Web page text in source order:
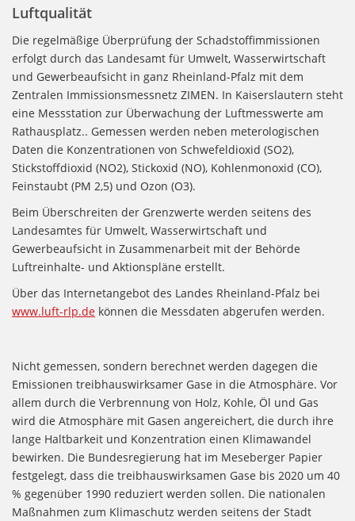
Luftqualität
Die regelmäßige Überprüfung der Schadstoffimmissionen
erfolgt durch das Landesamt für Umwelt, Wasserwirtschaft
und Gewerbeaufsicht in ganz Rheinland-Pfalz mit dem
Zentralen Immissionsmessnetz ZIMEN. In Kaiserslautern steht
eine Messstation zur Überwachung der Luftmesswerte am
Rathausplatz.. Gemessen werden neben meterologischen
Daten die Konzentrationen von Schwefeldioxid (SO2),
Stickstoffdioxid (NO2), Stickoxid (NO), Kohlenmonoxid (CO),
Feinstaubt (PM 2,5) und Ozon (O3).
Beim Überschreiten der Grenzwerte werden seitens des
Landesamtes für Umwelt, Wasserwirtschaft und
Gewerbeaufsicht in Zusammenarbeit mit der Behörde
Luftreinhalte- und Aktionspläne erstellt.
Über das Internetangebot des Landes Rheinland-Pfalz bei
www.luft-rlp.de können die Messdaten abgerufen werden.
Nicht gemessen, sondern berechnet werden dagegen die
Emissionen treibhauswirksamer Gase in die Atmosphäre. Vor
allem durch die Verbrennung von Holz, Kohle, Öl und Gas
wird die Atmosphäre mit Gasen angereichert, die durch ihre
lange Haltbarkeit und Konzentration einen Klimawandel
bewirken. Die Bundesregierung hat im Meseberger Papier
festgelegt, dass die treibhauswirksamen Gase bis 2020 um 40
% gegenüber 1990 reduziert werden sollen. Die nationalen
Maßnahmen zum Klimaschutz werden seitens der Stadt